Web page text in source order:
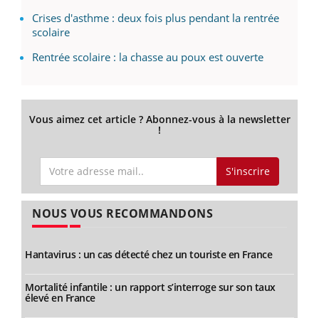
Crises d'asthme : deux fois plus pendant la rentrée
scolaire
Rentrée scolaire : la chasse au poux est ouverte
Vous aimez cet article ? Abonnez-vous à la newsletter
!
S'inscrire
NOUS VOUS RECOMMANDONS
Hantavirus : un cas détecté chez un touriste en France
Mortalité infantile : un rapport s’interroge sur son taux
élevé en France